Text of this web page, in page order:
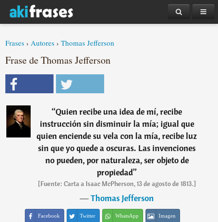
Frases ›Autores ›Thomas Jefferson
Frase de Thomas Jefferson
“Quien recibe una idea de mí, recibe
instrucción sin disminuir la mía; igual que
quien enciende su vela con la mía, recibe luz
sin que yo quede a oscuras. Las invenciones
no pueden, por naturaleza, ser objeto de
propiedad”
[Fuente: Carta a Isaac McPherson, 13 de agosto de 1813.]
―Thomas Jefferson
Facebook Twitter WhatsApp Imagen